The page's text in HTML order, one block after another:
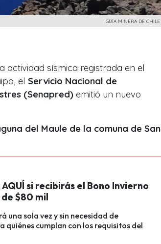
GUÍA MINERA DE CHILE
actividad sísmica registrada en el
el Servicio Nacional de
(Senapred) emitió un nuevo
del Maule de la comuna de San
AQUÍ si recibirás el Bono Invierno
$80 mil
una sola vez y sin necesidad de
quiénes cumplan con los requisitos del